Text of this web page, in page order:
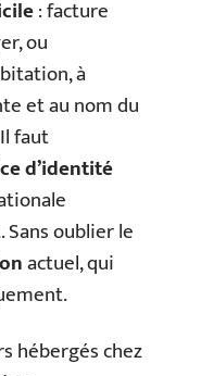
: facture
ou
à
et au nom du
faut
d’identité
oublier le
actuel, qui
hébergés chez